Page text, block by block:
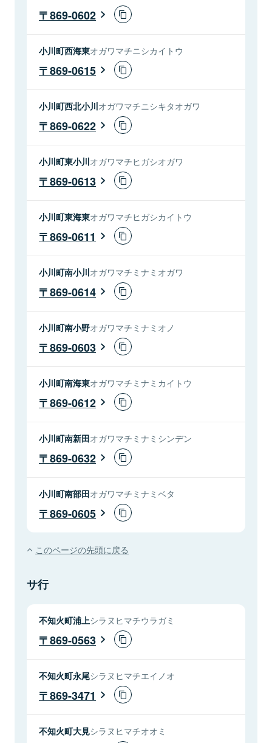
869-0602
小川町西海東オガワマチニシカイトウ
869-0615
小川町西北小川オガワマチニシキタオガワ
869-0622
小川町東小川オガワマチヒガシオガワ
869-0613
小川町東海東オガワマチヒガシカイトウ
869-0611
小川町南小川オガワマチミナミオガワ
869-0614
小川町南小野オガワマチミナミオノ
869-0603
小川町南海東オガワマチミナミカイトウ
869-0612
小川町南新田オガワマチミナミシンデン
869-0632
小川町南部田オガワマチミナミベタ
869-0605
このページの先頭に戻る
サ行
不知火町浦上シラヌヒマチウラガミ
869-0563
不知火町永尾シラヌヒマチエイノオ
869-3471
不知火町大見シラヌヒマチオオミ